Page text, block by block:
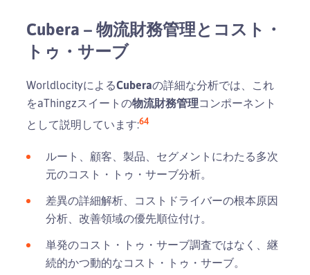
Cubera – 物流財務管理とコスト・
トゥ・サーブ
WorldlocityによるCuberaの詳細な分析では、これ
をaThingzスイートの物流財務管理コンポーネント
として説明しています:64
ルート、顧客、製品、セグメントにわたる多次
元のコスト・トゥ・サーブ分析。
差異の詳細解析、コストドライバーの根本原因
分析、改善領域の優先順位付け。
単発のコスト・トゥ・サーブ調査ではなく、継
続的かつ動的なコスト・トゥ・サーブ。